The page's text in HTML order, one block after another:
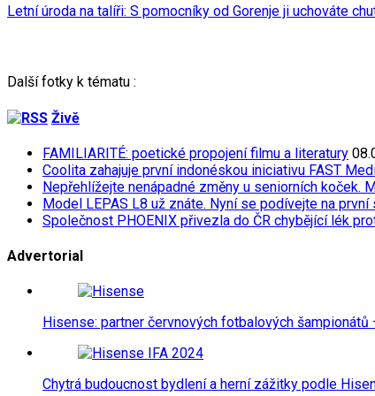
Letní úroda na talíři: S pomocníky od Gorenje ji uchováte
Další fotky k tématu :
Živě
FAMILIARITÉ: poetické propojení filmu a literatury
Coolita zahajuje první indonéskou iniciativu FAST
Nepřehlížejte nenápadné změny u seniorních koček.
Model LEPAS L8 už znáte. Nyní se podívejte na
Společnost PHOENIX přivezla do ČR chybějící lék
Advertorial
Hisense: partner červnových fotbalových šampionátů
Chytrá budoucnost bydlení a herní zážitky podle